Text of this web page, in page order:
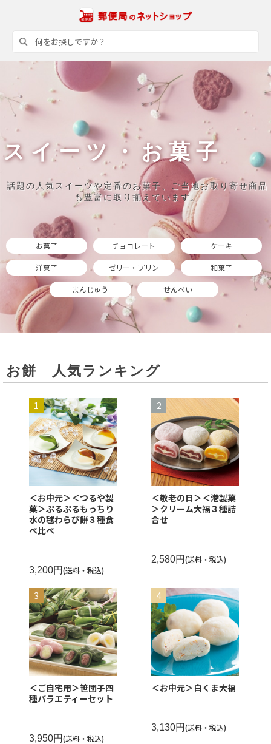
スイーツ・お菓子
話題の人気スイーツや定番のお菓子、ご当地お取り寄せ商品
も豊富に取り揃えています。
お菓子 チョコレート ケーキ
洋菓子 ゼリー・プリン 和菓子
まんじゅう せんべい
お餅 人気ランキング
＜お中元＞＜つるや製
菓＞ぷるぷるもっちり
水の毬わらび餅３種食
べ比べ
3,200円(送料・税込)
＜敬老の日＞＜港製菓
＞クリーム大福３種詰
合せ
2,580円(送料・税込)
＜ご自宅用＞笹団子四
種バラエティーセット
3,950円(送料・税込)
＜お中元＞白くま大福
3,130円(送料・税込)